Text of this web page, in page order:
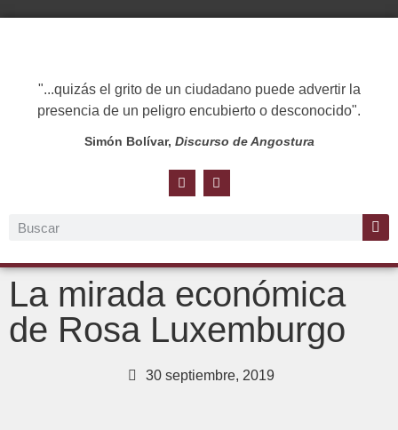
"...quizás el grito de un ciudadano puede advertir la
presencia de un peligro encubierto o desconocido".
Simón Bolívar, Discurso de Angostura
La mirada económica
de Rosa Luxemburgo
30 septiembre, 2019